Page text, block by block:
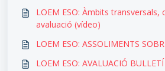
LOEM ESO: Àmbits transversals,
avaluació (vídeo)
LOEM ESO: ASSOLIMENTS
LOEM ESO: AVALUACIÓ